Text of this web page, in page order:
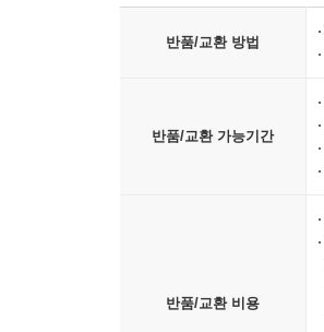
반품/교환 방법
반품/교환 가능기간
반품/교환 비용